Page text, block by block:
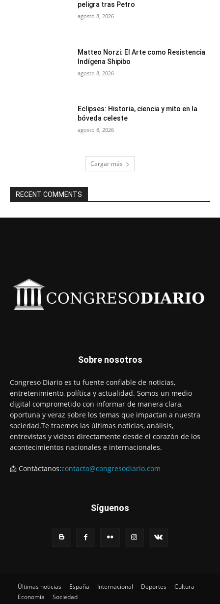
peligra tras Petro
agosto 8, 2026
Matteo Norzi: El Arte como Resistencia
Indígena Shipibo
agosto 8, 2026
Eclipses: Historia, ciencia y mito en la
bóveda celeste
agosto 8, 2026
Cargar más
RECENT COMMENTS
Sobre nosotros
Congreso Diario es tu fuente confiable de noticias,
entretenimiento, política y actualidad. Somos un medio
digital comprometido con informar de manera clara,
oportuna y veraz sobre los temas que impactan a nuestra
sociedad.Te traemos las últimas noticias, análisis,
entrevistas y videos directamente desde el corazón de los
acontecimientos nacionales e internacionales.
📩 Contáctanos:contacto@congresodiario.com
Síguenos
Últimas noticias España Internacional Deportes
Cultura
Economía
Sociedad